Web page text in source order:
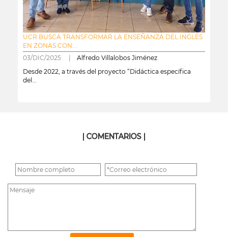
UCR BUSCA TRANSFORMAR LA ENSEÑANZA DEL INGLÉS
EN ZONAS CON...
03/DIC/2025 | Alfredo Villalobos Jiménez
Desde 2022, a través del proyecto “Didáctica específica
del...
| COMENTARIOS |